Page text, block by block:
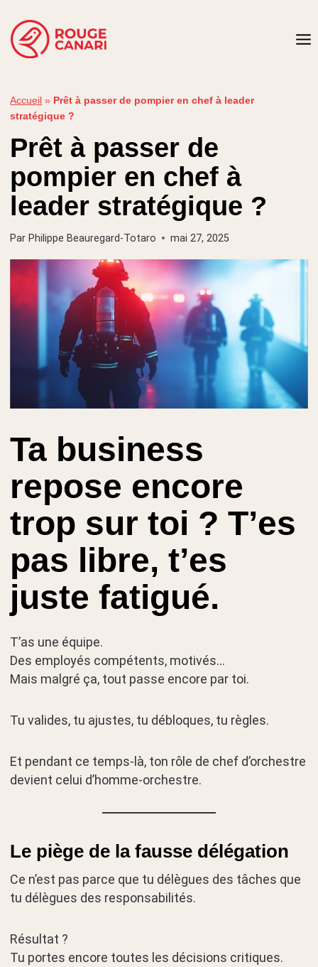
au
contenu
Accueil » Prêt à passer de pompier en chef à leader
stratégique ?
Prêt à passer de
pompier en chef à
leader stratégique ?
Par Philippe Beauregard-Totaro mai 27, 2025
Ta business
repose encore
trop sur toi ? T’es
pas libre, t’es
juste fatigué.
T’as une équipe.
Des employés compétents, motivés…
Mais malgré ça, tout passe encore par toi.
Tu valides, tu ajustes, tu débloques, tu règles.
Et pendant ce temps-là, ton rôle de chef d’orchestre
devient celui d’homme-orchestre.
Le piège de la fausse délégation
Ce n’est pas parce que tu délègues des tâches que
tu délègues des responsabilités.
Résultat ?
Tu portes encore toutes les décisions critiques.